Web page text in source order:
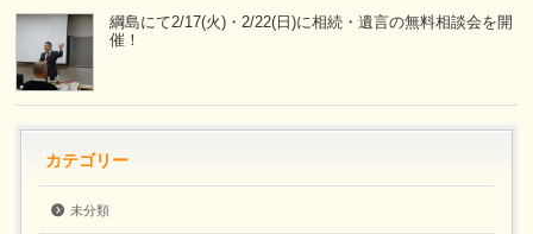
綱島にて2/17(火)・2/22(日)に相続・遺言の無料相談会を開
催！
カテゴリー
未分類